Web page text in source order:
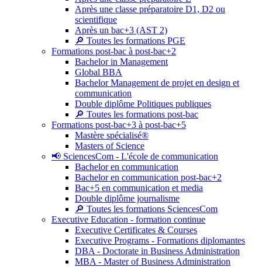
Après une classe préparatoire D1, D2 ou
scientifique
Après un bac+3 (AST 2)
🔎 Toutes les formations PGE
Formations post-bac à post-bac+2
Bachelor in Management
Global BBA
Bachelor Management de projet en design et
communication
Double diplôme Politiques publiques
🔎 Toutes les formations post-bac
Formations post-bac+3 à post-bac+5
Mastère spécialisé®
Masters of Science
📢 SciencesCom - L'école de communication
Bachelor en communication
Bachelor en communication post-bac+2
Bac+5 en communication et media
Double diplôme journalisme
🔎 Toutes les formations SciencesCom
Executive Education - formation continue
Executive Certificates & Courses
Executive Programs - Formations diplomantes
DBA - Doctorate in Business Administration
MBA - Master of Business Administration